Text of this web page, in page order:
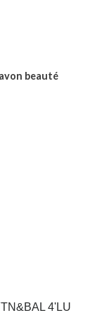
beauté